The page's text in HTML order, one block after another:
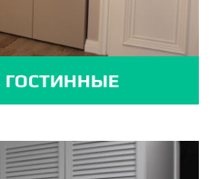
ГОСТИННЫЕ